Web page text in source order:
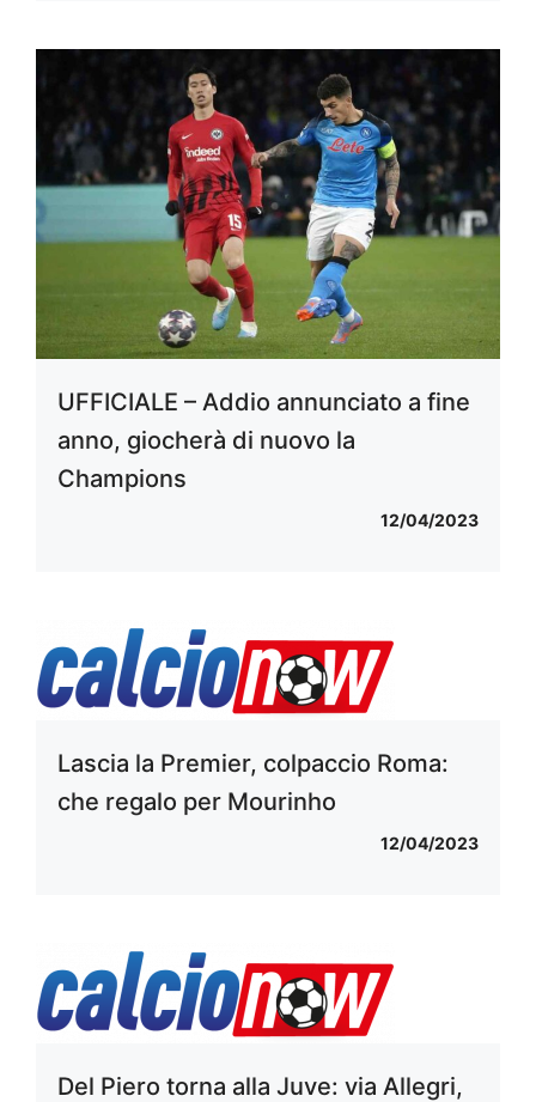
UFFICIALE – Addio annunciato a fine
anno, giocherà di nuovo la
Champions
12/04/2023
Lascia la Premier, colpaccio Roma:
che regalo per Mourinho
12/04/2023
Del Piero torna alla Juve: via Allegri,